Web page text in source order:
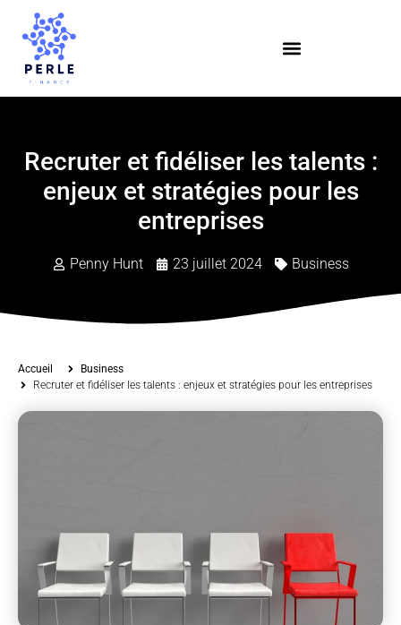
Recruter et fidéliser les talents :
enjeux et stratégies pour les
entreprises
Penny Hunt 23 juillet 2024 Business
Accueil
Business
Recruter et fidéliser les talents : enjeux et stratégies pour les entreprises